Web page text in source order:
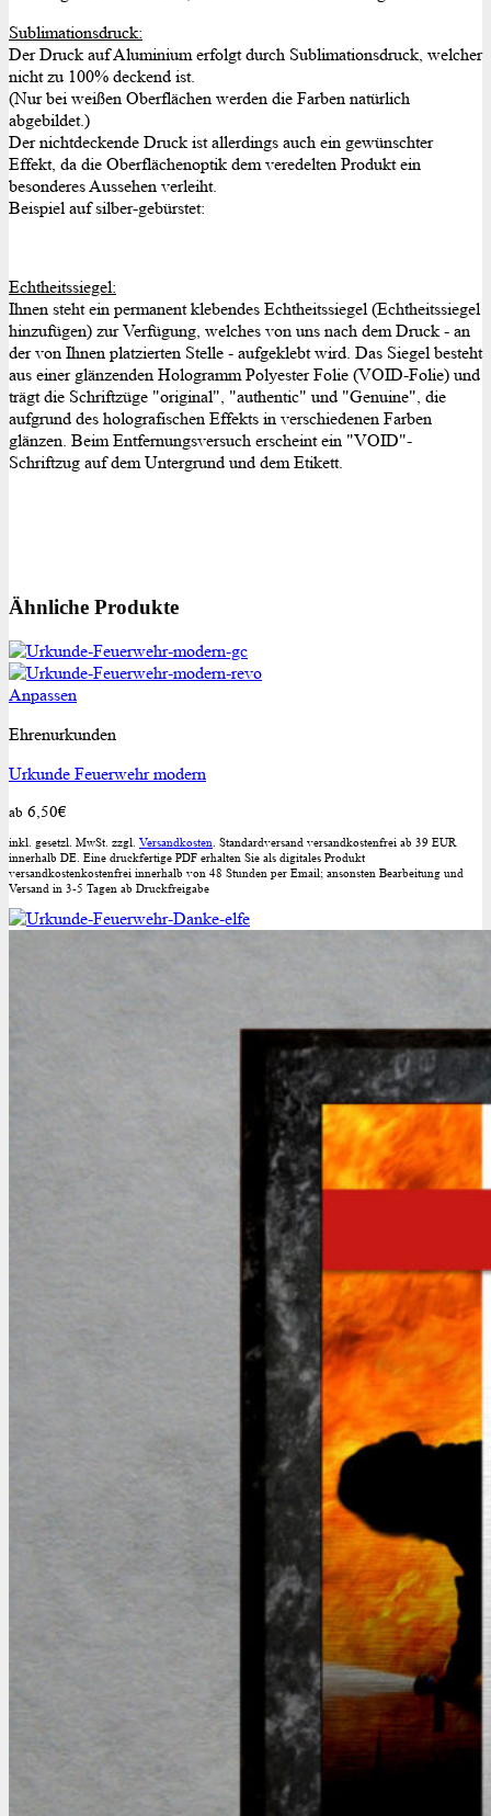
Sublimationsdruck:
Der Druck auf Aluminium erfolgt durch Sublimationsdruck, welcher
nicht zu 100% deckend ist.
(Nur bei weißen Oberflächen werden die Farben natürlich
abgebildet.)
Der nichtdeckende Druck ist allerdings auch ein gewünschter
Effekt, da die Oberflächenoptik dem veredelten Produkt ein
besonderes Aussehen verleiht.
Beispiel auf silber-gebürstet:
Echtheitssiegel:
Ihnen steht ein permanent klebendes Echtheitssiegel (Echtheitssiegel
hinzufügen) zur Verfügung, welches von uns nach dem Druck - an
der von Ihnen platzierten Stelle - aufgeklebt wird. Das Siegel besteht
aus einer glänzenden Hologramm Polyester Folie (VOID-Folie) und
trägt die Schriftzüge "original", "authentic" und "Genuine", die
aufgrund des holografischen Effekts in verschiedenen Farben
glänzen. Beim Entfernungsversuch erscheint ein "VOID"-
Schriftzug auf dem Untergrund und dem Etikett.
Ähnliche Produkte
Anpassen
weist
Varianten
Optionen
können
auf
der
Produktseite
Ehrenurkunden
Urkunde Feuerwehr modern
ab 6,50€
inkl. gesetzl. MwSt. zzgl. Versandkosten . Standardversand versandkostenfrei ab 39 EUR
innerhalb DE. Eine druckfertige PDF erhalten Sie als digitales Produkt
versandkostenkostenfrei innerhalb von 48 Stunden per Email; ansonsten Bearbeitung und
Versand in 3-5 Tagen ab Druckfreigabe